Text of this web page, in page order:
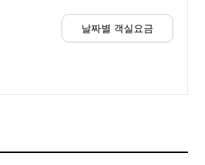
날짜별 객실요금